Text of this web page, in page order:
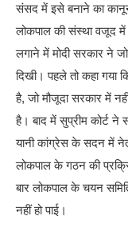
संसद में इसे बनाने का
लोकपाल की संस्था वजूद
लगाने में मोदी सरकार ने
दिखी। पहले तो कहा गया
है, जो मौजूदा सरकार में
है। बाद में सुप्रीम कोर्ट ने
यानी कांग्रेस के सदन में
लोकपाल के गठन की
बार लोकपाल के चयन
नहीं हो पाई।